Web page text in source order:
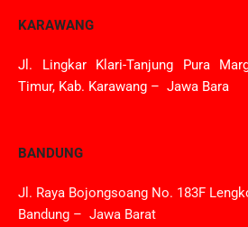
KARAWANG
Jl. Lingkar Klari-Tanjung Pura
Timur, Kab. Karawang – Jawa Bara
BANDUNG
Jl. Raya Bojongsoang No. 183F
Bandung – Jawa Barat